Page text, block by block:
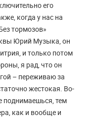
его
когда у нас на
тормозов»
Юрий Музыка, он
и только потом
я рад, что он
– переживаю за
жестокая. Во-
поднимаешься, тем
как и вообще и